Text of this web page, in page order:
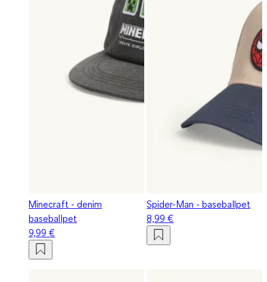
Minecraft - denim
baseballpet
9,99 €
Spider-Man - baseballpet
8,99 €